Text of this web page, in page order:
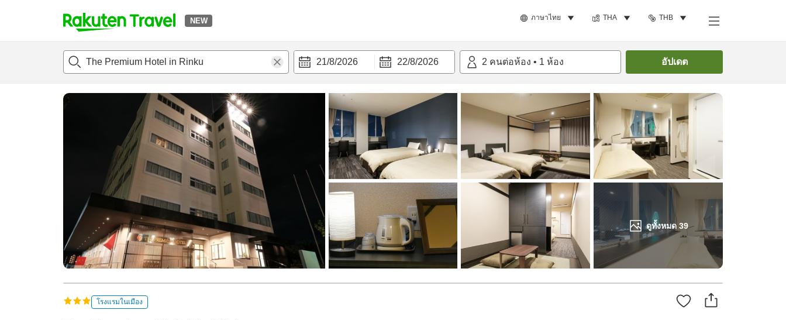
NEW ภาษาไทย THA THB
t
p
a
21/8/2026 22/8/2026 2 คนต่อห้อง • 1 ห้อง อัปเดต
ดูทั้งหมด 39
แนะนำที่พัก ห้องพักและแพลนพักรีวิวสิ่่งอำนวยความสะดวก ค้นหาห้องพัก
โรงแรมในเมือง